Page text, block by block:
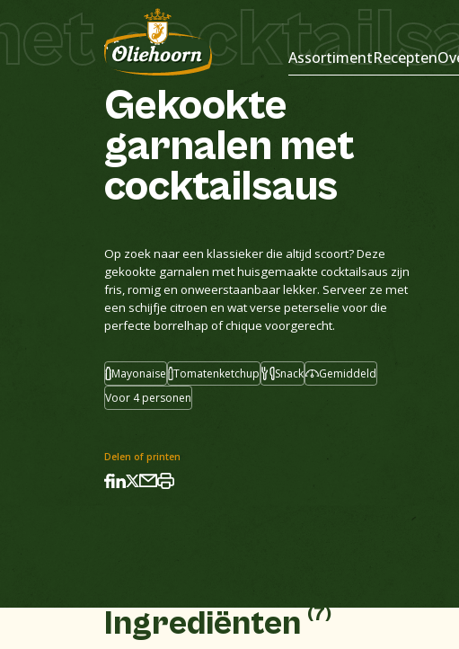
AssortimentRecepten
Recepten
Gekookte
garnalen met
cocktailsaus
Op zoek naar een klassieker die altijd scoort? Deze
gekookte garnalen met huisgemaakte cocktailsaus zijn
fris, romig en onweerstaanbaar lekker. Serveer ze met
een schijfje citroen en wat verse peterselie voor die
perfecte borrelhap of chique voorgerecht.
Mayonaise Tomatenketchup Snack
Gemiddeld
Voor 4 personen
Delen of printen
Ingrediënten (7)